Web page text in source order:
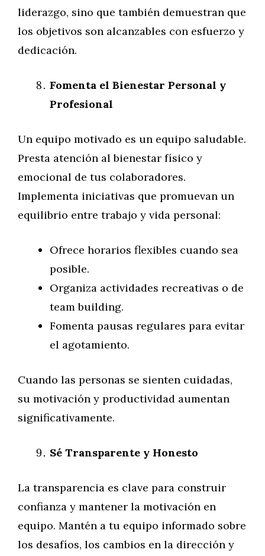
liderazgo, sino que también demuestran que
los objetivos son alcanzables con esfuerzo y
dedicación.
Fomenta el Bienestar Personal y
Profesional
Un equipo motivado es un equipo saludable.
Presta atención al bienestar físico y
emocional de tus colaboradores.
Implementa iniciativas que promuevan un
equilibrio entre trabajo y vida personal:
Ofrece horarios flexibles cuando sea
posible.
Organiza actividades recreativas o de
team building.
Fomenta pausas regulares para evitar
el agotamiento.
Cuando las personas se sienten cuidadas,
su motivación y productividad aumentan
significativamente.
Sé Transparente y Honesto
La transparencia es clave para construir
confianza y mantener la motivación en
equipo. Mantén a tu equipo informado sobre
los desafíos, los cambios en la dirección y